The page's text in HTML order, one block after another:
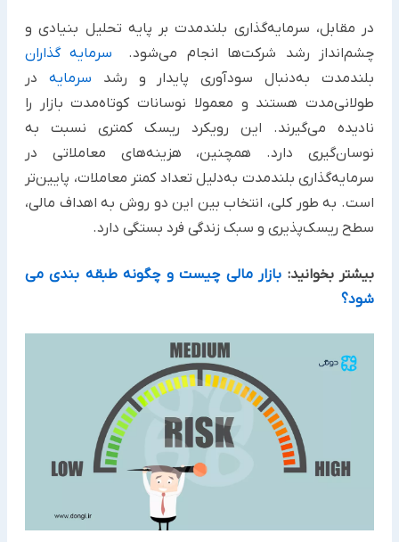
در مقابل، سرمایه‌گذاری بلندمدت بر پایه تحلیل بنیادی و
چشم‌انداز رشد شرکت‌ها انجام می‌شود. سرمایه‌ گذاران
بلندمدت به‌دنبال سودآوری پایدار و رشد سرمایه در
طولانی‌مدت هستند و معمولا نوسانات کوتاه‌مدت بازار را
نادیده می‌گیرند. این رویکرد ریسک کمتری نسبت به
نوسان‌گیری دارد. همچنین، هزینه‌های معاملاتی در
سرمایه‌گذاری بلندمدت به‌دلیل تعداد کمتر معاملات، پایین‌تر
است. به طور کلی، انتخاب بین این دو روش به اهداف مالی،
سطح ریسک‌پذیری و سبک زندگی فرد بستگی دارد.
بیشتر بخوانید: بازار مالی چیست و چگونه طبقه بندی می
شود؟